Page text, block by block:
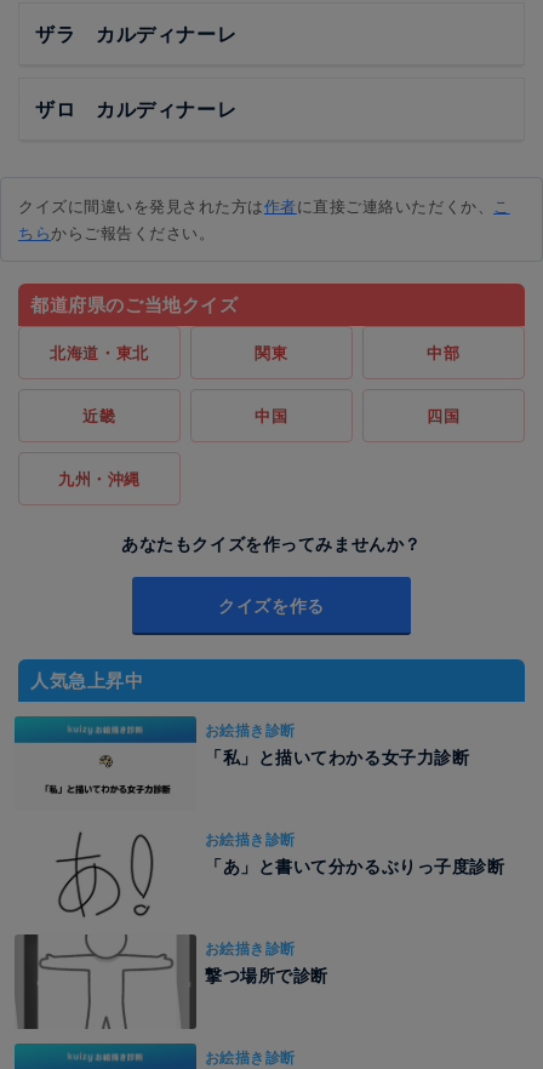
ザラ カルディナーレ
ザロ カルディナーレ
クイズに間違いを発見された方は作者に直接ご連絡いただくか、 こ
ちらからご報告ください。
都道府県のご当地クイズ
北海道・東北 関東 中部
近畿 中国 四国
九州・沖縄
あなたもクイズを作ってみませんか？
クイズを作る
人気急上昇中
お絵描き診断
「私」と描いてわかる女子力診断
お絵描き診断
「あ」と書いて分かるぶりっ子度診断
お絵描き診断
撃つ場所で診断
お絵描き診断